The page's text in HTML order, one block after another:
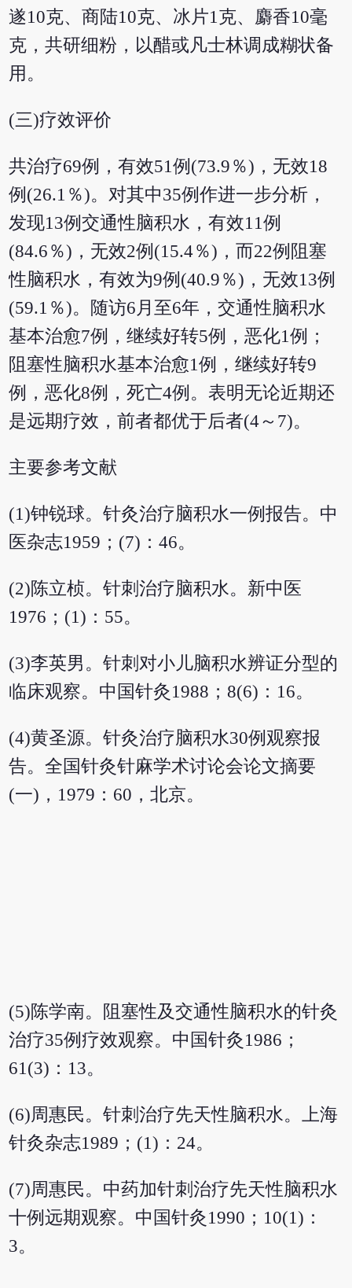
遂10克、商陆10克、冰片1克、麝香10毫
克，共研细粉，以醋或凡士林调成糊状备
用。
(三)疗效评价
共治疗69例，有效51例(73.9％)，无效18
例(26.1％)。对其中35例作进一步分析，
发现13例交通性脑积水，有效11例
(84.6％)，无效2例(15.4％)，而22例阻塞
性脑积水，有效为9例(40.9％)，无效13例
(59.1％)。随访6月至6年，交通性脑积水
基本治愈7例，继续好转5例，恶化1例；
阻塞性脑积水基本治愈1例，继续好转9
例，恶化8例，死亡4例。表明无论近期还
是远期疗效，前者都优于后者(4～7)。
主要参考文献
(1)钟锐球。针灸治疗脑积水一例报告。中
医杂志1959；(7)：46。
(2)陈立桢。针刺治疗脑积水。新中医
1976；(1)：55。
(3)李英男。针刺对小儿脑积水辨证分型的
临床观察。中国针灸1988；8(6)：16。
(4)黄圣源。针灸治疗脑积水30例观察报
告。全国针灸针麻学术讨论会论文摘要
(一)，1979：60，北京。
(5)陈学南。阻塞性及交通性脑积水的针灸
治疗35例疗效观察。中国针灸1986；
61(3)：13。
(6)周惠民。针刺治疗先天性脑积水。上海
针灸杂志1989；(1)：24。
(7)周惠民。中药加针刺治疗先天性脑积水
十例远期观察。中国针灸1990；10(1)：
3。